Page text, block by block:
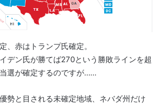
、赤はトランプ氏確定。
デン氏が勝てば270という勝敗ラインを超
選が確定するのですが……
勢と目される未確定地域、ネバダ州だけ